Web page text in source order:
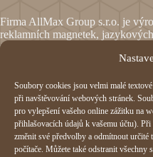
Soubory cookies jsou velmi malé
při navštěvování webových stránek.
pro vylepšení vašeho online zážitku na
přihlašovacích údajů k vašemu účtu).
změnit své předvolby a odmítnout určité
počítače. Můžete také odstranit
Firma AllMax Group s.r.o. je
reklamních magnetek,
fólií.
Informace
Obchodní podmínky
Reklamační formulář
Odstoupení od smlouvy